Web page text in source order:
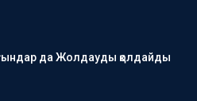
да Жолдауды қолдайды